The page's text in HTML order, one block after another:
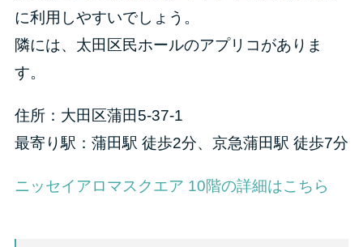
に利用しやすいでしょう。
隣には、太田区民ホールのアプリコがありま
す。
住所：大田区蒲田5-37-1
最寄り駅：蒲田駅 徒歩2分、京急蒲田駅 徒歩7分
ニッセイアロマスクエア 10階の詳細はこちら